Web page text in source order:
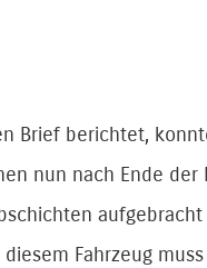
Brief berichtet,
nun nach Ende
diesem Fahrzeug